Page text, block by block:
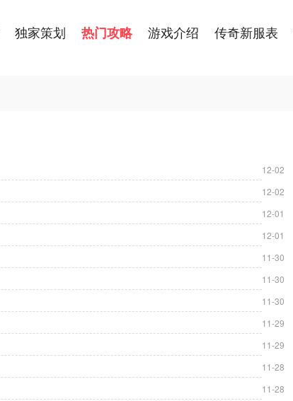
独家策划 热门攻略 游戏介绍 传奇新服表
12-02
12-02
12-01
12-01
11-30
11-30
11-30
11-29
11-29
11-28
11-28